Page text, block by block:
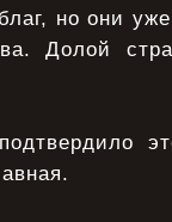
но они
Долой